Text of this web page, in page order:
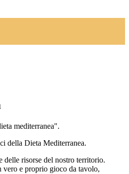
mediterranea".
della Dieta Mediterranea.
risorse del nostro territorio.
vero e proprio gioco da tavolo,